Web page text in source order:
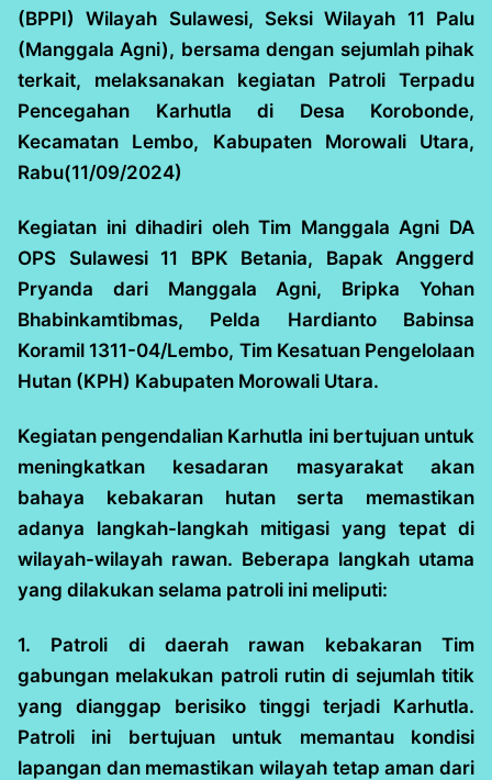
(BPPI) Wilayah Sulawesi, Seksi Wilayah 11 Palu
(Manggala Agni), bersama dengan sejumlah pihak
terkait, melaksanakan kegiatan Patroli Terpadu
Pencegahan Karhutla di Desa Korobonde,
Kecamatan Lembo, Kabupaten Morowali Utara,
Rabu(11/09/2024)
Kegiatan ini dihadiri oleh Tim Manggala Agni DA
OPS Sulawesi 11 BPK Betania, Bapak Anggerd
Pryanda dari Manggala Agni, Bripka Yohan
Bhabinkamtibmas, Pelda Hardianto Babinsa
Koramil 1311-04/Lembo, Tim Kesatuan Pengelolaan
Hutan (KPH) Kabupaten Morowali Utara.
Kegiatan pengendalian Karhutla ini bertujuan untuk
meningkatkan kesadaran masyarakat akan
bahaya kebakaran hutan serta memastikan
adanya langkah-langkah mitigasi yang tepat di
wilayah-wilayah rawan. Beberapa langkah utama
yang dilakukan selama patroli ini meliputi:
1. Patroli di daerah rawan kebakaran Tim
gabungan melakukan patroli rutin di sejumlah titik
yang dianggap berisiko tinggi terjadi Karhutla.
Patroli ini bertujuan untuk memantau kondisi
lapangan dan memastikan wilayah tetap aman dari